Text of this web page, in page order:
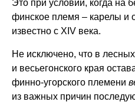
Это при условии, когда на
финское племя – карелы и
известно с XIV века.
Не исключено, что в
и весьегонского края
финно-угорского племени
из важных причин